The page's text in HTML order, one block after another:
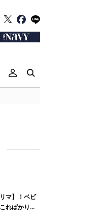
マ】！ベビ
ればかり持
由